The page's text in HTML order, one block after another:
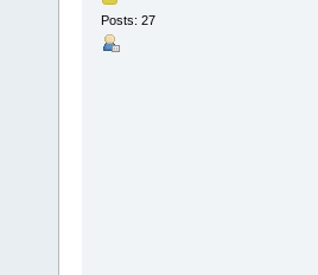
Posts: 27